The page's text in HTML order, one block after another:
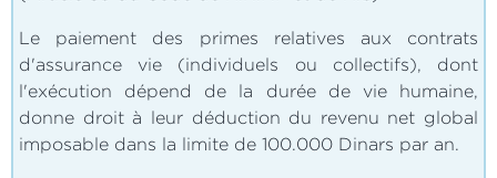
Le paiement des primes relatives aux contrats
d'assurance vie (individuels ou collectifs), dont
l'exécution dépend de la durée de vie humaine,
donne droit à leur déduction du revenu net global
imposable dans la limite de 100.000 Dinars par an.